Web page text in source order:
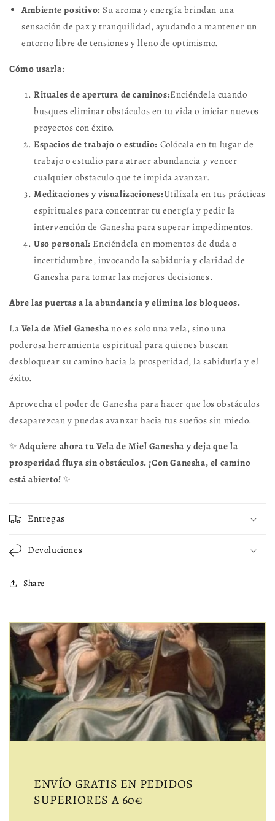
Ambiente positivo: Su aroma y energía brindan una
sensación de paz y tranquilidad, ayudando a mantener un
entorno libre de tensiones y lleno de optimismo.
Cómo usarla:
Rituales de apertura de caminos:Enciéndela cuando
busques eliminar obstáculos en tu vida o iniciar nuevos
proyectos con éxito.
Espacios de trabajo o estudio: Colócala en tu lugar de
trabajo o estudio para atraer abundancia y vencer
cualquier obstaculo que te impida avanzar.
Meditaciones y visualizaciones:Utilízala en tus prácticas
espirituales para concentrar tu energía y pedir la
intervención de Ganesha para superar impedimentos.
Uso personal: Enciéndela en momentos de duda o
incertidumbre, invocando la sabiduría y claridad de
Ganesha para tomar las mejores decisiones.
Abre las puertas a la abundancia y elimina los bloqueos.
La Vela de Miel Ganesha no es solo una vela, sino una
poderosa herramienta espiritual para quienes buscan
desbloquear su camino hacia la prosperidad, la sabiduría y el
éxito.
Aprovecha el poder de Ganesha para hacer que los obstáculos
desaparezcan y puedas avanzar hacia tus sueños sin miedo.
✨Adquiere ahora tu Vela de Miel Ganesha y deja que la
prosperidad fluya sin obstáculos. ¡Con Ganesha, el camino
está abierto! ✨
Entregas
Devoluciones
Share
ENVÍO GRATIS EN PEDIDOS
SUPERIORES A 60€